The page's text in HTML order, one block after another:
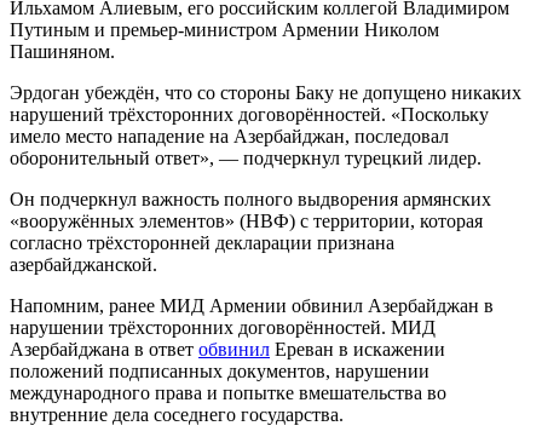
Ильхамом Алиевым, его российским коллегой Владимиром
Путиным и премьер-министром Армении Николом
Пашиняном.
Эрдоган убеждён, что со стороны Баку не допущено никаких
нарушений трёхсторонних договорённостей. «Поскольку
имело место нападение на Азербайджан, последовал
оборонительный ответ», — подчеркнул турецкий лидер.
Он подчеркнул важность полного выдворения армянских
«вооружённых элементов» (НВФ) с территории, которая
согласно трёхсторонней декларации признана
азербайджанской.
Напомним, ранее МИД Армении обвинил Азербайджан в
нарушении трёхсторонних договорённостей. МИД
Азербайджана в ответ обвинил Ереван в искажении
положений подписанных документов, нарушении
международного права и попытке вмешательства во
внутренние дела соседнего государства.